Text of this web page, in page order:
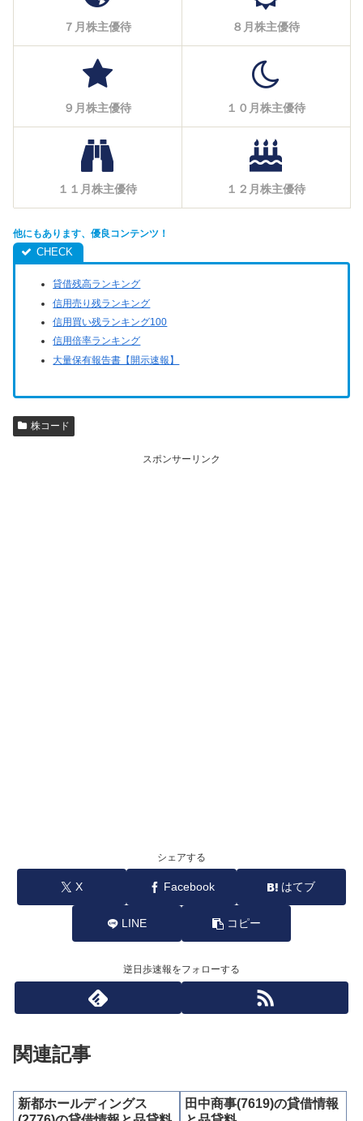
７月株主優待 ８月株主優待
９月株主優待 １０月株主優待
１１月株主優待 １２月株主優待
他にもあります、優良コンテンツ！
貸借残高ランキング
信用売り残ランキング
信用買い残ランキング100
信用倍率ランキング
大量保有報告書【開示速報】
株コード
スポンサーリンク
シェアする
X Facebook はてブ
LINE コピー
逆日歩速報をフォローする
関連記事
新都ホールディングス
田中商事(7619)の貸借情報